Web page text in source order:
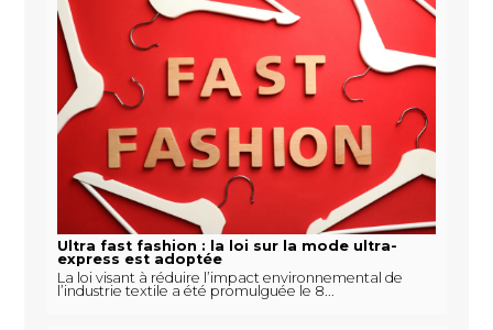
Ultra fast fashion : la loi sur la mode ultra-
express est adoptée
La loi visant à réduire l’impact environnemental de
l’industrie textile a été promulguée le 8...